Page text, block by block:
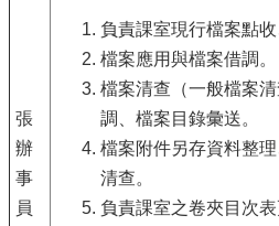
張
辦
事
員
負責課室現行檔案點收
檔案應用與檔案借調。
檔案清查（一般檔案
調、檔案目錄彙送。
檔案附件另存資料整理
清查。
負責課室之卷夾目次